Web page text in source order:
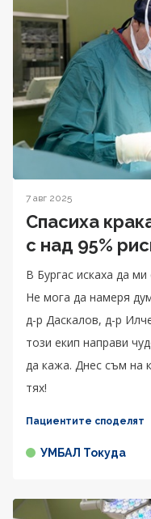
7 авг 2025
Спасиха
с над 95%
В Бургас искаха да
Не мога да намеря
д-р Даскалов, д-р
този екип направи
да кажа. Днес съм на
тях!
Пациентите споделят
УМБАЛ Токуда